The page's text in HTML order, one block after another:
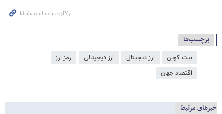
برچسب‌ها
بیت کوین ارز دیجیتال ارز دیجیتالی
رمز ارز
اقتصاد جهان
خبرهای مرتبط